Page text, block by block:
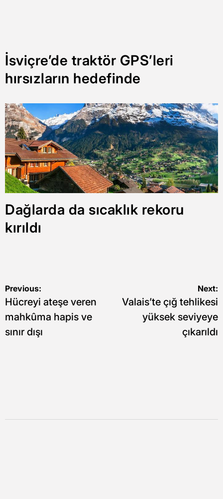
İsviçre’de traktör GPS’leri
hırsızların hedefinde
Dağlarda da sıcaklık rekoru
kırıldı
Yazı
gezinmesi
Previous:
Hücreyi ateşe veren
mahkûma hapis ve
sınır dışı
Next:
Valais’te çığ tehlikesi
yüksek seviyeye
çıkarıldı